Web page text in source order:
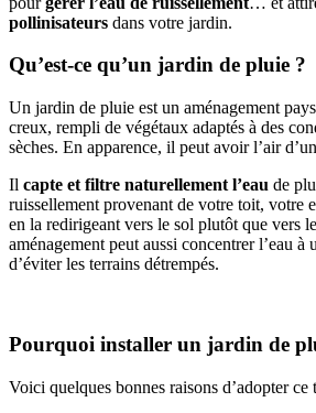
pollinisateurs dans votre jardin.
Qu’est-ce qu’un jardin de pluie ?
Un jardin de pluie est un aménagement
creux, rempli de végétaux adaptés à des
sèches. En apparence, il peut avoir l’air
Il capte et filtre naturellement l’eau de
ruissellement provenant de votre toit, votre
en la redirigeant vers le sol plutôt que vers
aménagement peut aussi concentrer l’eau à
d’éviter les terrains détrempés.
Pourquoi installer un jardin de
Voici quelques bonnes raisons d’adopter ce